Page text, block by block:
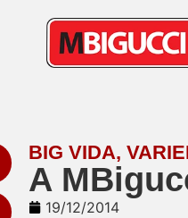
BIG VIDA,
A
19/12/2014